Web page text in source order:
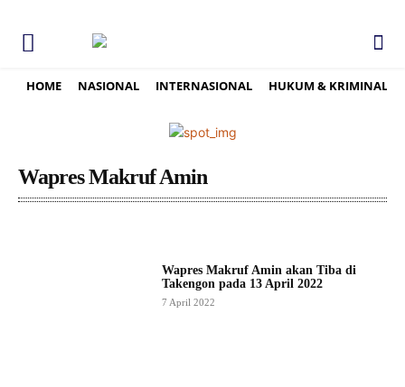
HOME NASIONAL INTERNASIONAL HUKUM & KRIMINAL
Wapres Makruf Amin
Wapres Makruf Amin akan Tiba di
Takengon pada 13 April 2022
7 April 2022